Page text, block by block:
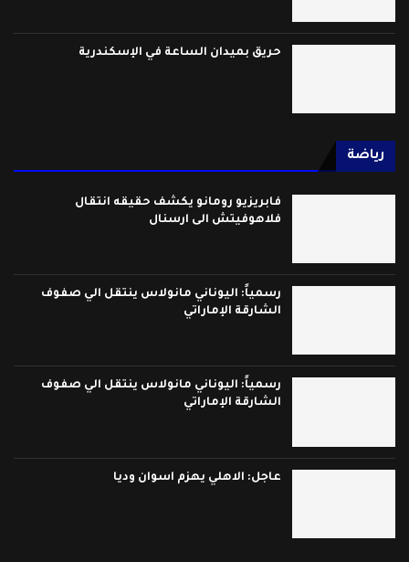
حريق بميدان الساعة في الإسكندرية
رياضة
فابريزيو رومانو يكشف حقيقه انتقال
فلاهوفيتش الى ارسنال
رسمياً: اليوناني مانولاس ينتقل الي صفوف
الشارقة الإماراتي
رسمياً: اليوناني مانولاس ينتقل الي صفوف
الشارقة الإماراتي
عاجل: الاهلي يهزم اسوان وديا